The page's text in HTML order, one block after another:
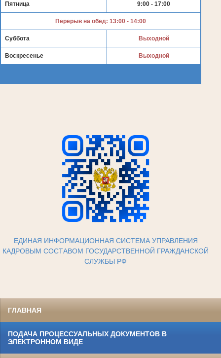
Пятница 9:00 - 17:00
Перерыв на обед: 13:00 - 14:00
Суббота Выходной
Воскресенье Выходной
ЕДИНАЯ ИНФОРМАЦИОННАЯ СИСТЕМА УПРАВЛЕНИЯ
КАДРОВЫМ СОСТАВОМ ГОСУДАРСТВЕННОЙ ГРАЖДАНСКОЙ
СЛУЖБЫ РФ
ГЛАВНАЯ
ПОДАЧА ПРОЦЕССУАЛЬНЫХ ДОКУМЕНТОВ В
ЭЛЕКТРОННОМ ВИДЕ